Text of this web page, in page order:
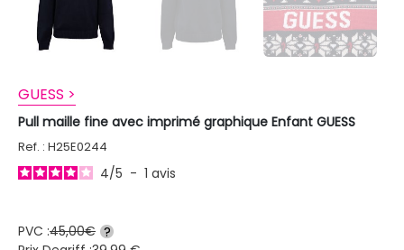
GUESS >
Pull maille fine avec imprimé graphique Enfant GUESS
Ref. : H25E0244
4/5 - 1 avis
PVC :45,00€ ?